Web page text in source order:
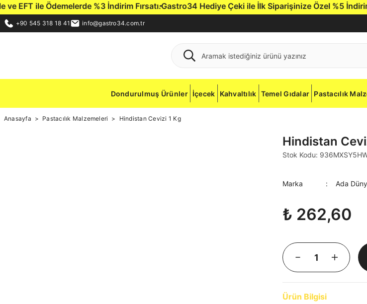
ile Ödemelerde %3 İndirim Fırsatı.Gastro34 Hediye Çeki ile İlk Siparişinize Özel %5 İndirim.
+90 545 318 18 41 info@gastro34.com.tr
Dondurulmuş Ürünler İçecek Kahvaltılık Temel Gıdalar Pastacılık
Anasayfa Pastacılık Malzemeleri Hindistan Cevizi 1 Kg
Hindistan
Stok Kodu:
Marka Ada
₺ 262,60
Ürün Bilgisi